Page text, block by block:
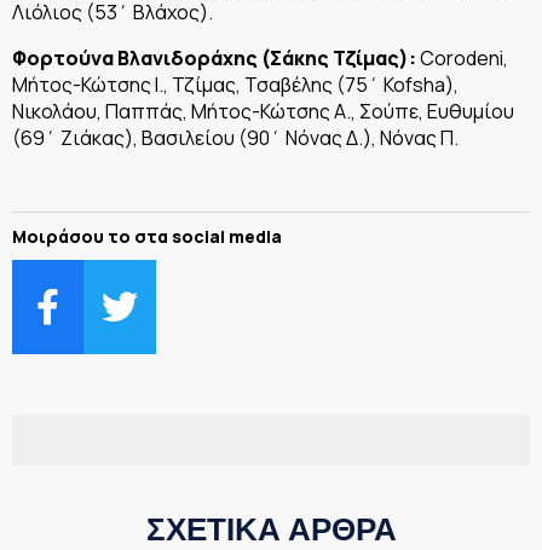
Λιόλιος (53΄ Βλάχος).
Φορτούνα Βλανιδοράχης (Σάκης Τζίμας):Corodeni,
Μήτος-Κώτσης Ι., Τζίμας, Τσαβέλης (75΄ Kofsha),
Νικολάου, Παππάς, Μήτος-Κώτσης Α., Σούπε, Ευθυμίου
(69΄ Ζιάκας), Βασιλείου (90΄ Νόνας Δ.), Νόνας Π.
Μοιράσου το στα social media
ΣΧΕΤΙΚΑ ΑΡΘΡΑ